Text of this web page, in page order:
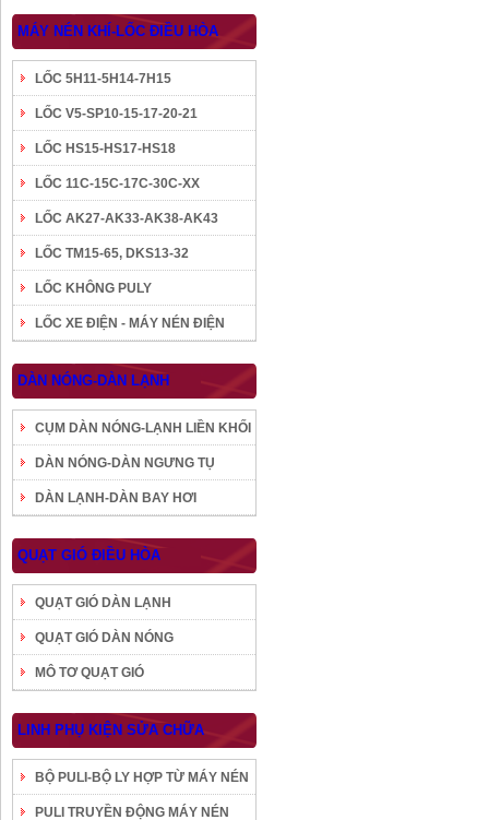
MÁY NÉN KHÍ-LỐC ĐIỀU HÒA
LỐC 5H11-5H14-7H15
LỐC V5-SP10-15-17-20-21
LỐC HS15-HS17-HS18
LỐC 11C-15C-17C-30C-XX
LỐC AK27-AK33-AK38-AK43
LỐC TM15-65, DKS13-32
LỐC KHÔNG PULY
LỐC XE ĐIỆN - MÁY NÉN ĐIỆN
DÀN NÓNG-DÀN LẠNH
CỤM DÀN NÓNG-LẠNH LIỀN KHỐI
DÀN NÓNG-DÀN NGƯNG TỤ
DÀN LẠNH-DÀN BAY HƠI
QUẠT GIÓ ĐIỀU HÒA
QUẠT GIÓ DÀN LẠNH
QUẠT GIÓ DÀN NÓNG
MÔ TƠ QUẠT GIÓ
LINH PHỤ KIỆN SỬA CHỮA
BỘ PULI-BỘ LY HỢP TỪ MÁY NÉN
PULI TRUYỀN ĐỘNG MÁY NÉN